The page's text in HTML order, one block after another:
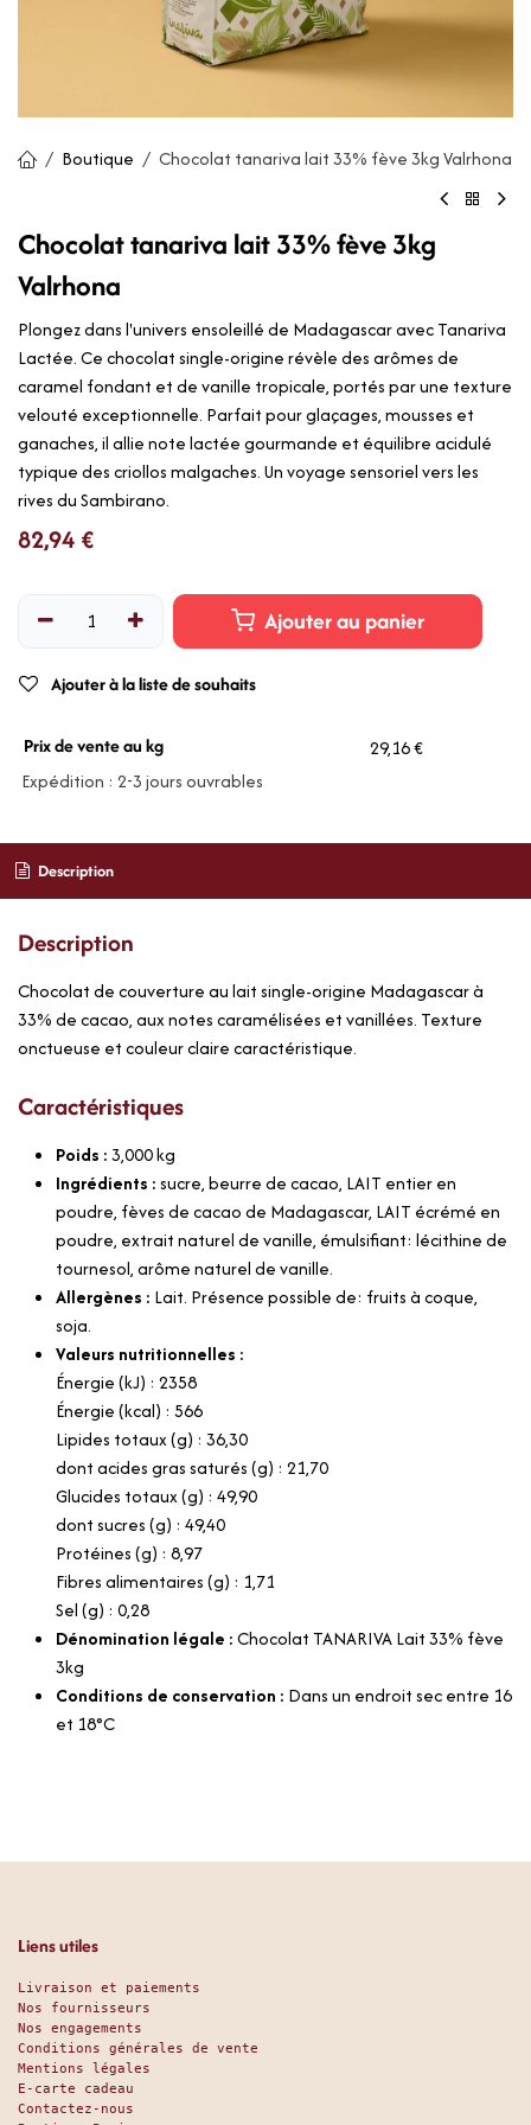
Boutique Chocolat tanariva lait 33% fève 3kg Valrhona
Chocolat tanariva lait 33% fève 3kg
Valrhona
Plongez dans l'univers ensoleillé de Madagascar avec Tanariva
Lactée. Ce chocolat single-origine révèle des arômes de
caramel fondant et de vanille tropicale, portés par une texture
velouté exceptionnelle. Parfait pour glaçages, mousses et
ganaches, il allie note lactée gourmande et équilibre acidulé
typique des criollos malgaches. Un voyage sensoriel vers les
rives du Sambirano.
82,94 €
Ajouter au panier
Ajouter à la liste de souhaits
Prix de vente au kg
29,16 €
Expédition : 2-3 jours ouvrables
Description
Description
Chocolat de couverture au lait single-origine Madagascar à
33% de cacao, aux notes caramélisées et vanillées. Texture
onctueuse et couleur claire caractéristique.
Caractéristiques
Poids :3,000kg
Ingrédients :sucre, beurre de cacao, LAIT entier en
poudre, fèves de cacao de Madagascar, LAIT écrémé en
poudre, extrait naturel de vanille, émulsifiant: lécithine de
tournesol, arôme naturel de vanille.
Allergènes : Lait. Présence possible de: fruits à coque,
soja.
Valeurs nutritionnelles :
Énergie (kJ) : 2358
Énergie (kcal) : 566
Lipides totaux (g) : 36,30
dont acides gras saturés (g) : 21,70
Glucides totaux (g) : 49,90
dont sucres (g) : 49,40
Protéines (g) : 8,97
Fibres alimentaires (g) : 1,71
Sel (g) : 0,28
Dénomination légale :Chocolat TANARIVA Lait 33% fève
3kg
Conditions de conservation : Dans un endroit sec entre 16
et 18°C
Liens utiles
Livraison et paiements
Nos fournisseurs
Nos engagements
Conditions générales de vente
Mentions légales
E-carte cadeau
Contactez-nous